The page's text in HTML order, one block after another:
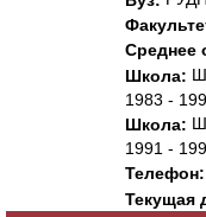
Среднее
Школа:
1983 -
Школа:
1991 -
Телефон:
Текущая